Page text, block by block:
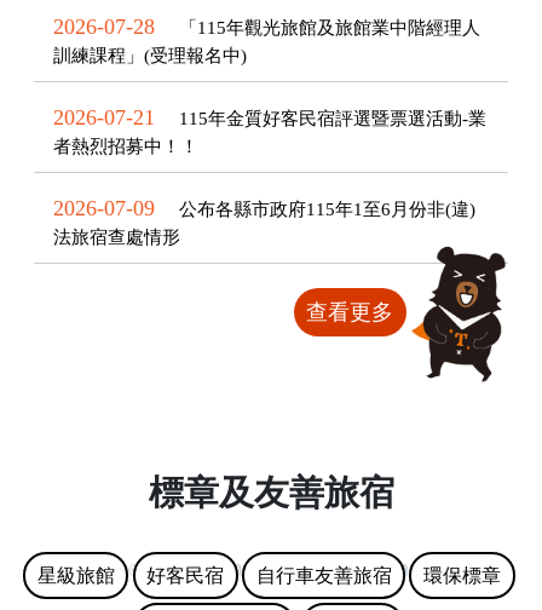
2026-07-28
「115年觀光旅館及旅館業中階經理人
訓練課程」(受理報名中)
2026-07-21
115年金質好客民宿評選暨票選活動-業
者熱烈招募中！！
2026-07-09
公布各縣市政府115年1至6月份非(違)
法旅宿查處情形
查看更多
標章及友善旅宿
星級旅館 好客民宿 自行車友善旅宿 環保標章